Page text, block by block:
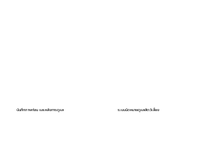
บันทึกภาพก่อน และหลังการดูแล ระบบนัดหมายดูแลสัตว์เลี้ยง